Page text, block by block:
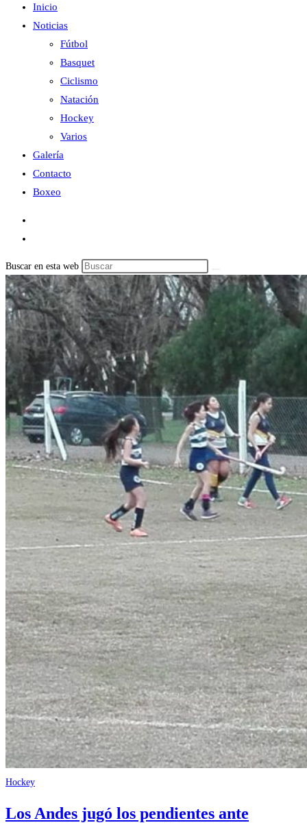
Inicio
Noticias
Fútbol
Basquet
Ciclismo
Natación
Hockey
Varios
Galería
Contacto
Boxeo
Buscar en esta web
Hockey
Los Andes jugó los pendientes ante